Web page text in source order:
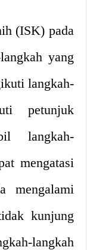
(ISK) pada
yang
langkah-
petunjuk
langkah-
mengatasi
mengalami
kunjung
langkah